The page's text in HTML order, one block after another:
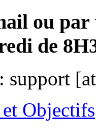
ou par
de
: support
Objectifs